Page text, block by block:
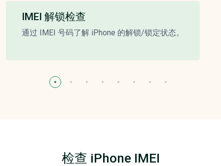
IMEI 解锁检查
通过 IMEI 号码了解 iPhone 的解锁/锁定状态。
检查 iPhone IMEI